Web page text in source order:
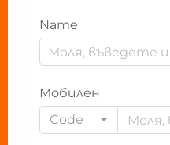
Name
Мобилен
Code